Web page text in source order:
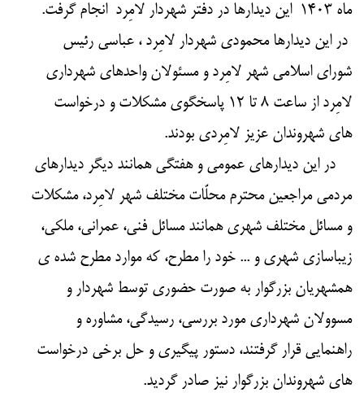
ماه ۱۴۰۳ این دیدارها در دفتر شهردار لامِرد انجام گرفت.
در این دیدارها محمودی شهردار لامِرد ، عباسی رئیس
شورای اسلامی شهر لامِرد و مسئولان واحدهای شهرداری
لامِرد از ساعت ۸ تا ۱۲ پاسخگوی مشکلات و درخواست
های شهروندان عزیز لامِردی بودند.
در این دیدارهای عمومی و هفتگی همانند دیگر دیدارهای
مردمی مراجعین محترم محلّات مختلف شهر لامِرد، مشکلات
و مسائل مختلف شهری همانند مسائل فنی، عمرانی، ملکی،
زیباسازی شهری و ... خود را مطرح، که موارد مطرح شده ی
همشهریان بزرگوار به صورت حضوری توسط شهردار و
مسوولان شهرداری مورد بررسی، رسیدگی، مشاوره و
راهنمایی قرار گرفتند، دستور پیگیری و حل برخی درخواست
های شهروندان بزرگوار نیز صادر گردید.